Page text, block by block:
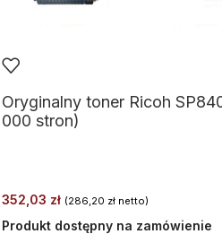
Oryginalny toner Ricoh
000 stron)
352,03 zł (286,20 zł netto)
Produkt dostępny na zamówienie